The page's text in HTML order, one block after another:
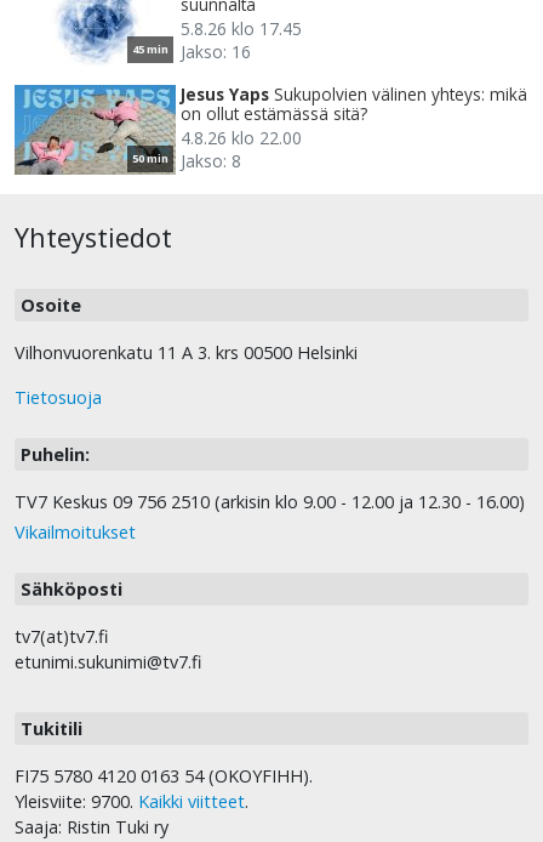
45 min
5.8.26 klo 17.45
Jakso: 16
50 min
Jesus Yaps Sukupolvien välinen yhteys: mikä
on ollut estämässä sitä?
4.8.26 klo 22.00
Jakso: 8
Yhteystiedot
Osoite
Vilhonvuorenkatu 11 A 3. krs 00500 Helsinki
Tietosuoja
Puhelin:
TV7 Keskus 09 756 2510 (arkisin klo 9.00 - 12.00 ja 12.30 - 16.00)
Vikailmoitukset
Sähköposti
tv7(at)tv7.fi
etunimi.sukunimi@tv7.fi
Tukitili
FI75 5780 4120 0163 54 (OKOYFIHH).
Yleisviite: 9700. Kaikki viitteet.
Saaja: Ristin Tuki ry